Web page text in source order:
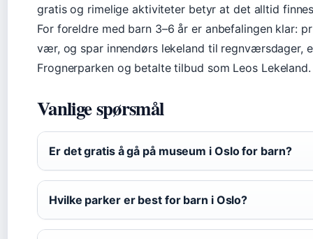
gratis og rimelige aktiviteter betyr at det alltid
For foreldre med barn 3–6 år er anbefalingen klar:
vær, og spar innendørs lekeland til regnværsdager,
Frognerparken og betalte tilbud som Leos Lekeland.
Vanlige spørsmål
Er det gratis å gå på museum i Oslo for barn?
Hvilke parker er best for barn i Oslo?